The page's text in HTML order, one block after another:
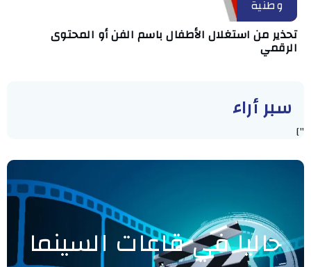
وطنية
تحذير من استغلال الأطفال باسم الفن أو المحتوى
الرقمي
سبر أراء
"]
حاليا في قاعات السينما